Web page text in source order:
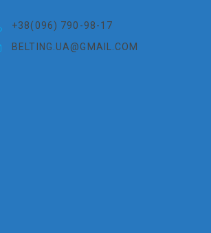
+38(096) 790-98-17
BELTING.UA@GMAIL.COM